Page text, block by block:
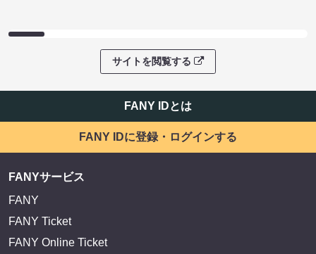
サイトを閲覧する
FANY IDとは
FANY IDに登録・ログインする
FANYサービス
FANY
FANY Ticket
FANY Online Ticket